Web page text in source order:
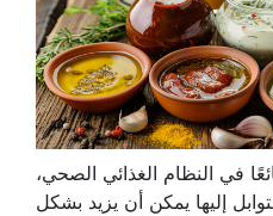
في النظام الغذائي الصحي،
إليها يمكن أن يزيد بشكل